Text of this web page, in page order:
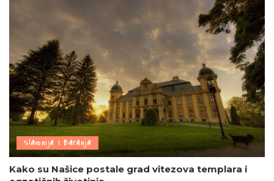
Slavonija i Baranja
Kako su Našice postale grad vitezova templara i